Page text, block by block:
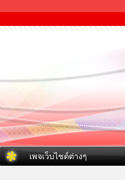
เพจเว็บไซต์ต่างๆ